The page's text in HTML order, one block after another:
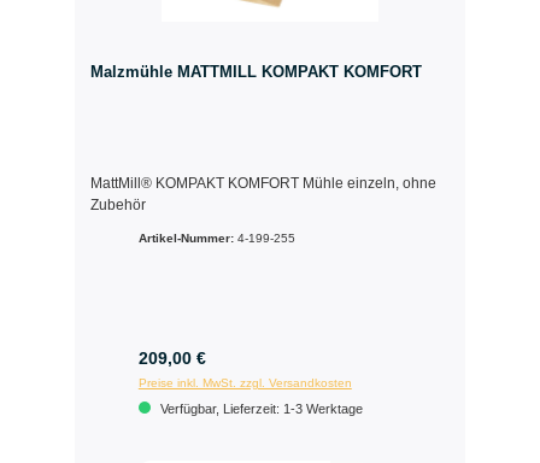
Malzmühle MATTMILL KOMPAKT KOMFORT
MattMill® KOMPAKT KOMFORT Mühle einzeln, ohne
Zubehör
Artikel-Nummer: 4-199-255
209,00 €
Preise inkl. MwSt. zzgl. Versandkosten
Verfügbar, Lieferzeit: 1-3 Werktage